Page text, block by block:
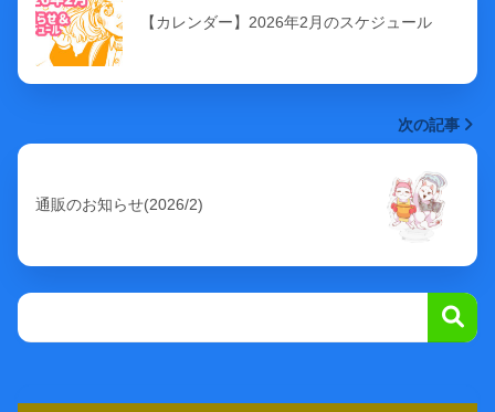
【カレンダー】2026年2月のスケジュール
次の記事
通販のお知らせ(2026/2)